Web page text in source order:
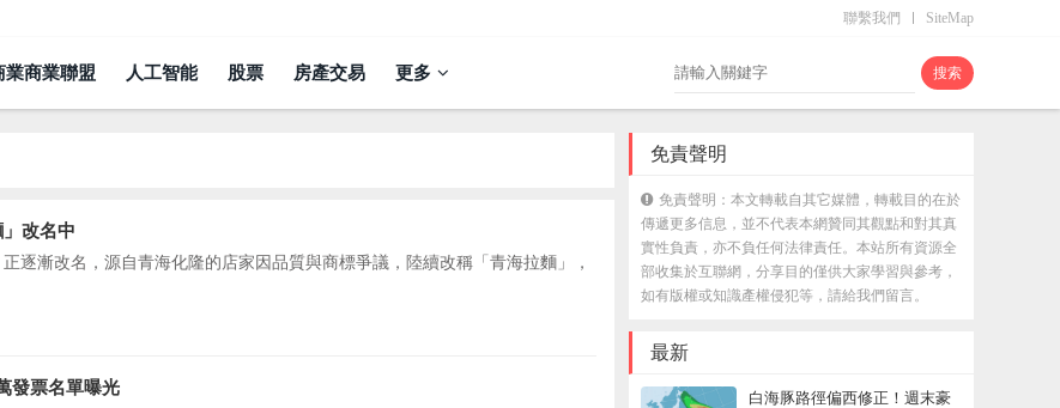
聯繫我們 SiteMap
業商業聯盟 人工智能 股票 房產交易 更多
改名中
逐漸改名，源自青海化隆的店家因品質與商標爭議，陸續改稱「青海拉麵」，
發票名單曝光
免責聲明
免責聲明：本文轉載自其它媒體，轉載目的在於
傳遞更多信息，並不代表本網贊同其觀點和對其真
實性負責，亦不負任何法律責任。本站所有資源全
部收集於互聯網，分享目的僅供大家學習與參考，
如有版權或知識產權侵犯等，請給我們留言。
最新
白海豚路徑偏西修正！週末豪